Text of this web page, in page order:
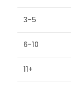
3-5
6-10
11+